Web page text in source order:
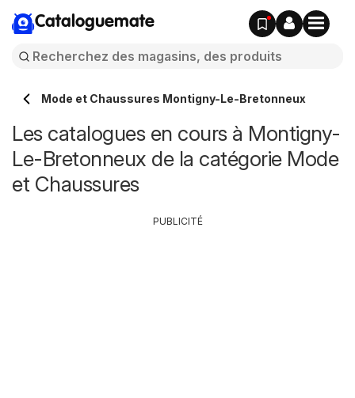
Cataloguemate
Mode et Chaussures Montigny-Le-Bretonneux
Les catalogues en cours à Montigny-
Le-Bretonneux de la catégorie Mode
et Chaussures
PUBLICITÉ